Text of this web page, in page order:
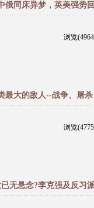
俄同床异梦，英美强势
浏览
最大的敌人--战争、屠
浏览
无悬念?李克强及反习